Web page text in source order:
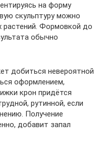
на форму
скульптуру можно
растений. Формовкой до
обычно
добиться невероятной
оформлением,
крон придётся
рутинной, если
Получение
добавит запал